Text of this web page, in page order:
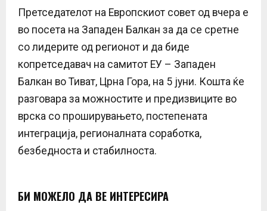
Претседателот на Европскиот совет од вчера е
во посета на Западен Балкан за да се сретне
со лидерите од регионот и да биде
копретседавач на самитот ЕУ – Западен
Балкан во Тиват, Црна Гора, на 5 јуни. Кошта ќе
разговара за можностите и предизвиците во
врска со проширувањето, постепената
интеграција, регионалната соработка,
безбедноста и стабилноста.
БИ МОЖЕЛО ДА ВЕ ИНТЕРЕСИРА